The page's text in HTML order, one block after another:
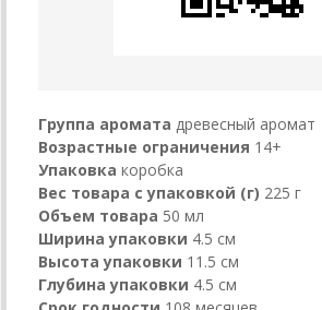
Группа аромата древесный аромат
Возрастные ограничения 14+
Упаковка коробка
Вес товара с упаковкой (г) 225 г
Объем товара 50 мл
Ширина упаковки 4.5 см
Высота упаковки 11.5 см
Глубина упаковки 4.5 см